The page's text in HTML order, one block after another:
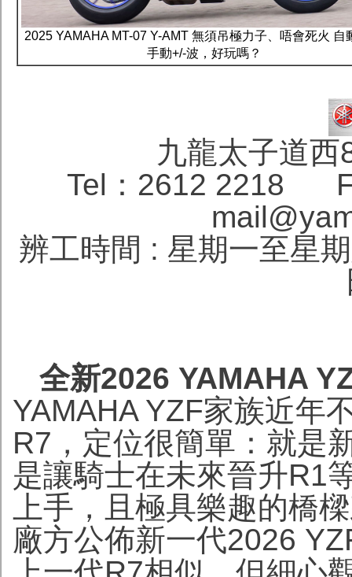
2025 YAMAHA MT-07 Y-AMT 無須吊極力子、唔會死火 自
手動+/-波，好玩嗎？
九龍太子道
Tel：2612 2218
辨工時間 : 星期一至星
全新2026 YAMAHA
YAMAHA YZF家族近年
R7，定位很簡單：就是
是讓騎士在未來晉升R1
上手，且極具樂趣的橋
廠方公佈新一代2026